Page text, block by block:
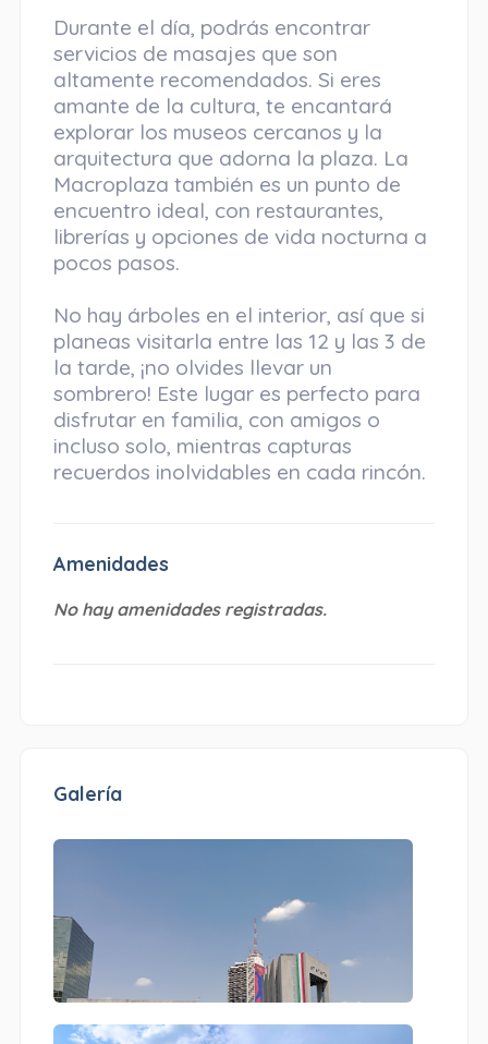
Durante el día, podrás encontrar
servicios de masajes que son
altamente recomendados. Si eres
amante de la cultura, te encantará
explorar los museos cercanos y la
arquitectura que adorna la plaza. La
Macroplaza también es un punto de
encuentro ideal, con restaurantes,
librerías y opciones de vida nocturna a
pocos pasos.
No hay árboles en el interior, así que si
planeas visitarla entre las 12 y las 3 de
la tarde, ¡no olvides llevar un
sombrero! Este lugar es perfecto para
disfrutar en familia, con amigos o
incluso solo, mientras capturas
recuerdos inolvidables en cada rincón.
Amenidades
No hay amenidades registradas.
Galería